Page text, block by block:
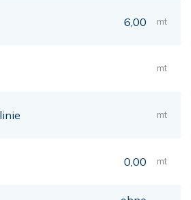
6,00 mt
mt
mt
0,00 mt